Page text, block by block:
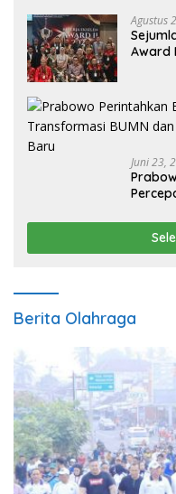
Agustus
Award
Juni 23,
Berita Olahraga